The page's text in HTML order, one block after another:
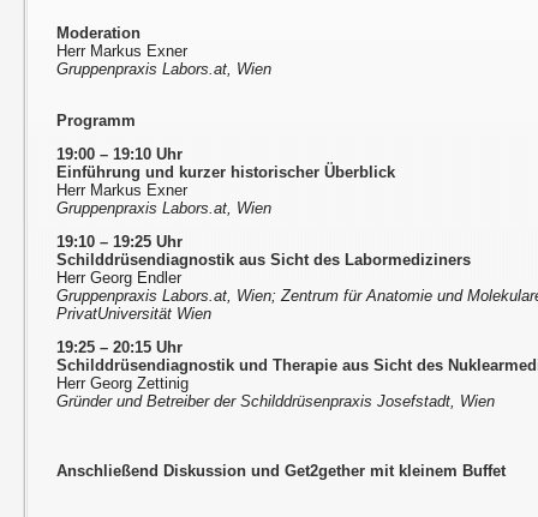
Moderation
Herr Markus Exner
Gruppenpraxis Labors.at, Wien
Programm
19:00 – 19:10 Uhr
Einführung und kurzer historischer Überblick
Herr Markus Exner
Gruppenpraxis Labors.at, Wien
19:10 – 19:25 Uhr
Schilddrüsendiagnostik aus Sicht des Labormediziners
Herr Georg Endler
Gruppenpraxis Labors.at, Wien; Zentrum für Anatomie und
PrivatUniversität Wien
19:25 – 20:15 Uhr
Schilddrüsendiagnostik und Therapie aus Sicht des
Herr Georg Zettinig
Gründer und Betreiber der Schilddrüsenpraxis Josefstadt, Wien
Anschließend Diskussion und Get2gether mit kleinem Buffet